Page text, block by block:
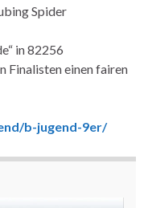
Spider
in 82256
Finalisten einen fairen
b-jugend-9er/